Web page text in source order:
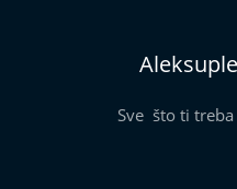
Sve što ti